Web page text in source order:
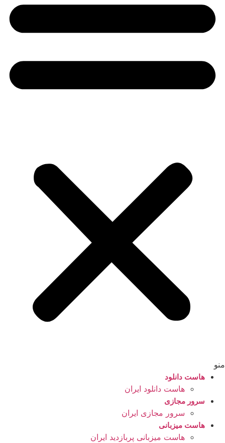
منو
هاست دانلود
هاست دانلود ایران
سرور مجازی
سرور مجازی ایران
هاست میزبانی
هاست میزبانی پربازدید ایران